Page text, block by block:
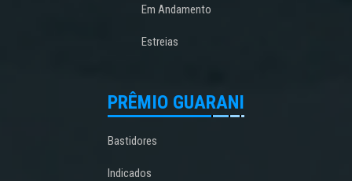
Em Andamento
Estreias
PRÊMIO GUARANI
Bastidores
Indicados